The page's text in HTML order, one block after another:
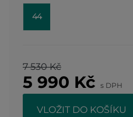
44
7 530 Kč
5 990 Kč s DPH
VLOŽIT DO KOŠÍKU